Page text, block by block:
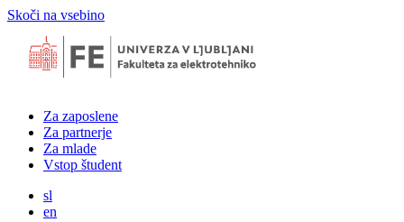
Skoči na vsebino
Za zaposlene
Za partnerje
Za mlade
Vstop študent
sl
en